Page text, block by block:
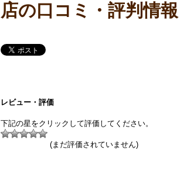
店の口コミ・評判情報
レビュー・評価
下記の星をクリックして評価してください。
(まだ評価されていません)